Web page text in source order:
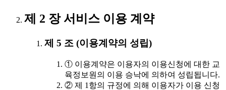
제 2 장 서비스 이용 계약
제 5 조 (이용계약의 성립)
① 이용계약은 이용자의 이용신청에 대한 교
육정보원의 이용 승낙에 의하여 성립됩니다.
② 제 1항의 규정에 의해 이용자가 이용 신청